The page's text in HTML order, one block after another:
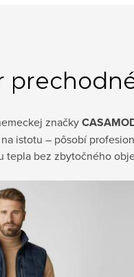
značky
istotu – pôsobí
bez zbytočného